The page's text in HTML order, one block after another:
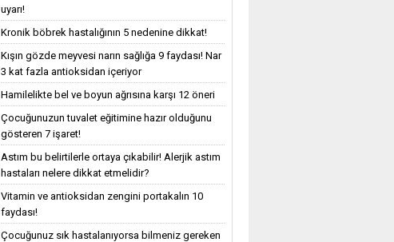
uyarı!
Kronik böbrek hastalığının 5 nedenine dikkat!
Kışın gözde meyvesi narın sağlığa 9 faydası! Nar
3 kat fazla antioksidan içeriyor
Hamilelikte bel ve boyun ağrısına karşı 12 öneri
Çocuğunuzun tuvalet eğitimine hazır olduğunu
gösteren 7 işaret!
Astım bu belirtilerle ortaya çıkabilir! Alerjik astım
hastaları nelere dikkat etmelidir?
Vitamin ve antioksidan zengini portakalın 10
faydası!
Çocuğunuz sık hastalanıyorsa bilmeniz gereken